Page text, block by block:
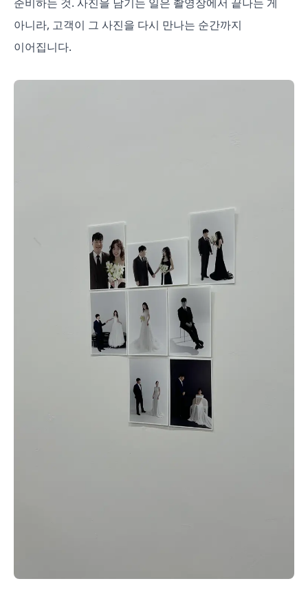
아니라, 고객이 그 사진을 다시 만나는 순간까지
이어집니다.